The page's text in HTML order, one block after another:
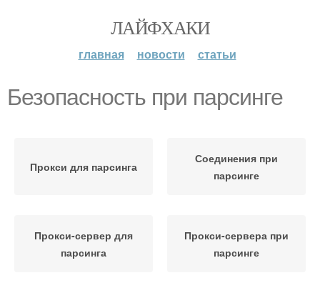
ЛАЙФХАКИ
главная новости статьи
Безопасность при парсинге
Прокси для парсинга
Соединения при
парсинге
Прокси-сервер для
парсинга
Прокси-сервера при
парсинге